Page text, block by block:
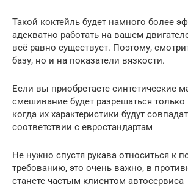
Такой коктейль будет намного более
адекватно работать на вашем
всё равно существует. Поэтому,
базу, но и на показатели вязкости.
Если вы приобретаете синтетические
смешивание будет разрешаться только
когда их характеристики будут
соответствии с евростандартам
Не нужно спустя рукава относиться к
требованию, это очень важно, в
станете частым клиентом автосервиса